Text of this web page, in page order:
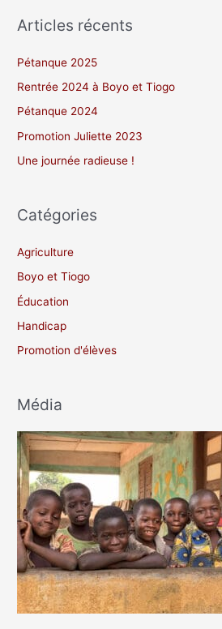
h
r
c
h
Articles récents
Pétanque 2025
Rentrée 2024 à Boyo et Tiogo
Pétanque 2024
Promotion Juliette 2023
Une journée radieuse !
Catégories
Agriculture
Boyo et Tiogo
Éducation
Handicap
Promotion d'élèves
Média